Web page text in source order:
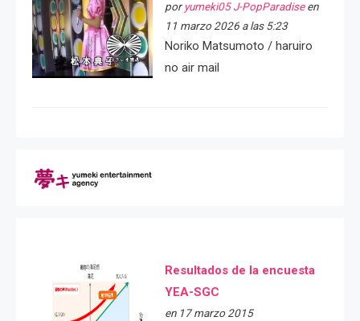
por yumeki05 J-PopParadiseen
11 marzo 2026 a las 5:23
Noriko Matsumoto / haruiro
no air mail
Resultados de la encuesta
YEA-SGC
en 17 marzo 2015